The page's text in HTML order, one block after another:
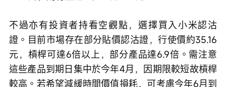
不過亦有投資者持看空觀點，選擇買入小米認沽
證。目前市場存在部分貼價認沽證，行使價約35.16
元，槓桿可達6倍以上，部分產品達6.9倍。需注意
這些產品到期日集中於今年4月，因期限較短故槓桿
較高。若希望減緩時間價值損耗，可考慮今年6月到